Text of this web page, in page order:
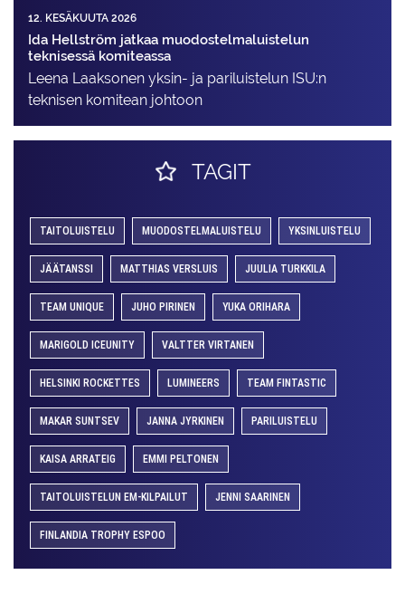
12. KESÄKUUTA 2026
Ida Hellström jatkaa muodostelmaluistelun
teknisessä komiteassa
Leena Laaksonen yksin- ja pariluistelun ISU:n
teknisen komitean johtoon
TAGIT
TAITOLUISTELU MUODOSTELMALUISTELU YKSINLUISTELU
JÄÄTANSSI MATTHIAS VERSLUIS JUULIA TURKKILA
TEAM UNIQUE JUHO PIRINEN YUKA ORIHARA
MARIGOLD ICEUNITY VALTTER VIRTANEN
HELSINKI ROCKETTES LUMINEERS TEAM FINTASTIC
MAKAR SUNTSEV JANNA JYRKINEN PARILUISTELU
KAISA ARRATEIG EMMI PELTONEN
TAITOLUISTELUN EM-KILPAILUT JENNI SAARINEN
FINLANDIA TROPHY ESPOO